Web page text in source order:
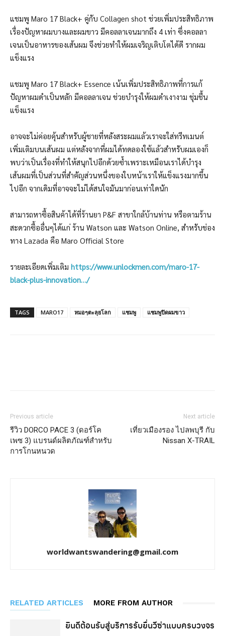
แชมพู Maro 17 Black+ คู่กับ Collagen shot ช่วยเพิ่มประสิทธิภาพ
เรื่องปัญหาผมบางและผมขาว มีคอลลาเจนมากถึง 4 เท่า ซึ่งคอลลา
เจนเป็นอาหารของเส้นผม จึงช่วยทำให้ผมเจริญเติบโตได้ดี รากผม
แข็งแรง
แชมพู Maro 17 Black+ Essence เน้นเพิ่มประสิทธิภาพที่การแก้
ปัญหาผมดำเป็นหลัก มีคอลลาเจน ช่วยบำรุงให้ผมดำเงางาม ชุ่มชื้น
แข็งแรง
อาจจะไม่ค่อยคุ้นสำหรับผู้ชายที่หลังสระผมแล้วเราจะใส่ทรีทเมนต์
เพิ่มเติมบนเส้นผม แต่หลังจากที่ผมได้ทดลองใช้แล้วสำหรับผมเองก็
พบว่าเป็นเรื่องที่ทำให้สนุกไปอีกด้วยซ้ำเพราะเหมือนเราได้บำรุง
เส้นผมที่เป็นส่วนที่สำคัญส่วนหนึ่งของใบหน้าเราให้แข็งแรงมากขึ้น
ไปอีก จากเดิมที่อาจจะไม่ได้สนใจมันมาก่อนเท่าใดนัก
สามารถหาซื้อสินค้าได้ที่ร้านยา P&F สาขาใกล้บ้านท่าน หรือตามร้าน
สะดวกซื้ออื่นๆได้แก่ ร้าน Watson และ Watson Online, สำหรับช่อง
ทาง Lazada คือ Maro Official Store
รายละเอียดเพิ่มเติม https://www.unlockmen.com/maro-17-
black-plus-innovation…/
TAGS MARO17 หมอๆตะลุยโลก แชมพู แชมพูปิดผมขาว
Previous article
รีวิว DORCO PACE 3 (ดอร์โค
เพซ 3) แบรนด์ผลิตภัณฑ์สำหรับ
การโกนหนวด
Next article
เที่ยวเมืองรอง ไปลพบุรี กับ
Nissan X-TRAIL
worldwantswandering@gmail.com
RELATED ARTICLES MORE FROM AUTHOR
ยินดีต้อนรับสู่บริการรับยื่นวีซ่าแบบครบวงจร